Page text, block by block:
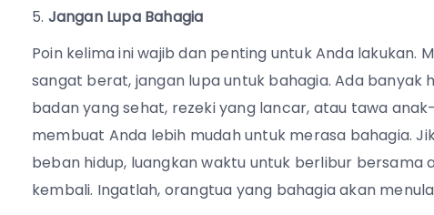
Jangan Lupa Bahagia
Poin kelima ini wajib dan penting untuk Anda lakukan.
sangat berat, jangan lupa untuk bahagia. Ada banyak
badan yang sehat, rezeki yang lancar, atau tawa
membuat Anda lebih mudah untuk merasa bahagia.
beban hidup, luangkan waktu untuk berlibur bersama
kembali. Ingatlah, orangtua yang bahagia akan